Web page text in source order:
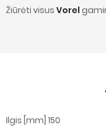
Žiūrėti visus Vorel
Ilgis [mm] 150